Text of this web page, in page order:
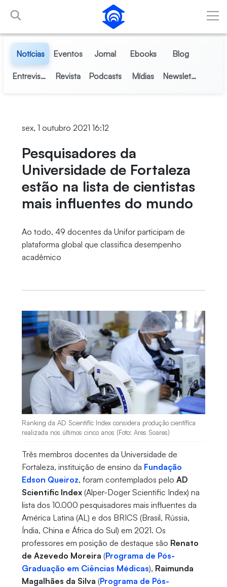
Pular para o Conteúdo principal
Notícias Eventos Jornal Ebooks Blog
Entrevistas Revista Podcasts Mídias Newsletter
sex, 1 outubro 2021 16:12
Pesquisadores da
Universidade de Fortaleza
estão na lista de cientistas
mais influentes do mundo
Ao todo, 49 docentes da Unifor participam de
plataforma global que classifica desempenho
acadêmico
Ranking da AD Scientific Index considera produção científica
realizada nos últimos cinco anos (Foto: Ares Soares)
Três membros docentes da Universidade de
Fortaleza, instituição de ensino da Fundação
Edson Queiroz, foram contemplados pelo AD
Scientific Index(Alper-Doger Scientific Index) na
lista dos 10.000 pesquisadores mais influentes da
América Latina (AL) e dos BRICS (Brasil, Rússia,
Índia, China e África do Sul) em 2021. Os
professores em posição de destaque são Renato
de Azevedo Moreira (Programa de Pós-
Graduação em Ciências Médicas), Raimunda
Magalhães da Silva (Programa de Pós-